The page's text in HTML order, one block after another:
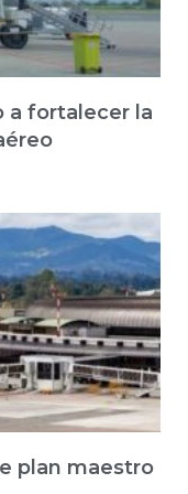
a fortalecer la
plan maestro